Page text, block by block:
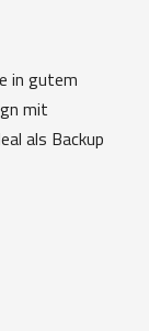
in gutem
mit
als Backup